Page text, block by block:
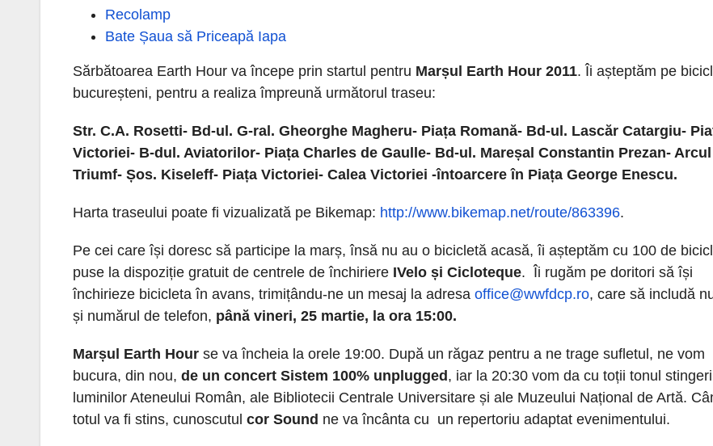
Recolamp
Bate Șaua să Priceapă Iapa
Sărbătoarea Earth Hour va începe prin startul pentru Marșul Earth Hour 2011. Îi așteptăm pe
bucureșteni, pentru a realiza împreună următorul traseu:
Str. C.A. Rosetti- Bd-ul. G-ral. Gheorghe Magheru- Piața Romană- Bd-ul. Lascăr Catargiu-
Victoriei- B-dul. Aviatorilor- Piața Charles de Gaulle- Bd-ul. Mareșal Constantin Prezan-
Triumf- Șos. Kiseleff- Piața Victoriei- Calea Victoriei -întoarcere în Piața George Enescu.
Harta traseului poate fi vizualizată pe Bikemap: http://www.bikemap.net/route/863396.
Pe cei care își doresc să participe la marș, însă nu au o bicicletă acasă, îi așteptăm cu 100 de
puse la dispoziție gratuit de centrele de închiriere IVelo și Cicloteque. Îi rugăm pe doritori să își
închirieze bicicleta în avans, trimițându-ne un mesaj la adresa office@wwfdcp.ro, care să includă
și numărul de telefon, până vineri, 25 martie, la ora 15:00.
Marșul Earth Hour se va încheia la orele 19:00. După un răgaz pentru a ne trage sufletul, ne vom
bucura, din nou, de un concert Sistem 100% unplugged , iar la 20:30 vom da cu toții tonul
luminilor Ateneului Român, ale Bibliotecii Centrale Universitare și ale Muzeului Național de Artă.
totul va fi stins, cunoscutul cor Sound ne va încânta cu un repertoriu adaptat evenimentului.